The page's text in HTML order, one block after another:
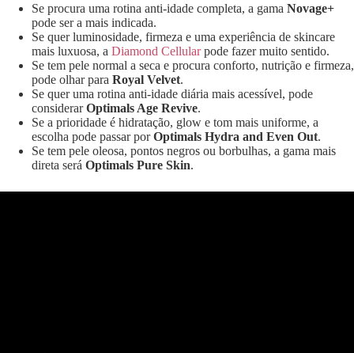
Se procura uma rotina anti-idade completa, a gama Novage+
pode ser a mais indicada.
Se quer luminosidade, firmeza e uma experiência de skincare
mais luxuosa, a Diamond Cellularpode fazer muito sentido.
Se tem pele normal a seca e procura conforto, nutrição e firmeza,
pode olhar para Royal Velvet.
Se quer uma rotina anti-idade diária mais acessível, pode
considerarOptimals Age Revive.
Se a prioridade é hidratação, glow e tom mais uniforme, a
escolha pode passar porOptimals Hydra and Even Out.
Se tem pele oleosa, pontos negros ou borbulhas, a gama mais
direta será Optimals Pure Skin.